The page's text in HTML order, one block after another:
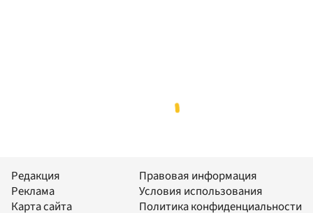
Редакция
Реклама
Карта сайта
Правовая информация
Условия использования
Политика конфиденциальности